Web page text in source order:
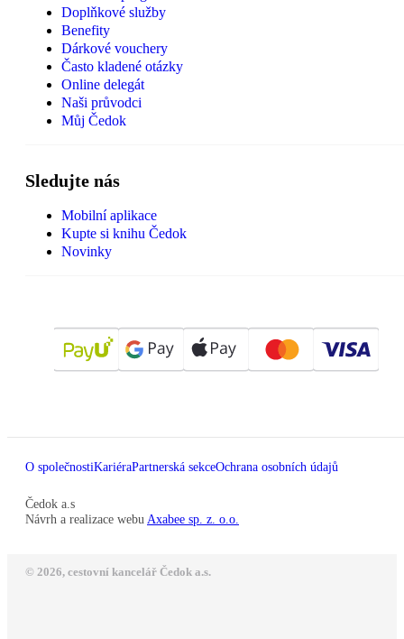
Doplňkové služby
Benefity
Dárkové vouchery
Často kladené otázky
Online delegát
Naši průvodci
Můj Čedok
Sledujte nás
Mobilní aplikace
Kupte si knihu Čedok
Novinky
O společnostiKariéraPartnerská sekceOchrana osobních údajů
Čedok a.s
Návrh a realizace webu Axabee sp. z. o.o.
© 2026, cestovní kancelář Čedok a.s.